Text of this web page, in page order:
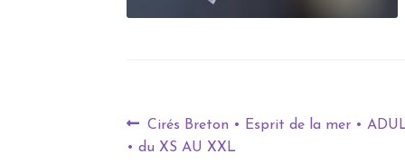
Cirés Breton • Esprit de la mer •
• du XS AU XXL